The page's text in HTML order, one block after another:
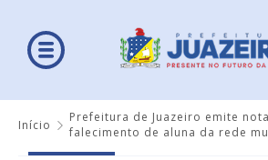
Início
Prefeitura de Juazeiro emite
falecimento de aluna da rede